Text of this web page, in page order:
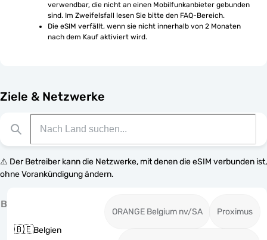
verwendbar, die nicht an einen Mobilfunkanbieter gebunden
sind. Im Zweifelsfall lesen Sie bitte den FAQ-Bereich.
Die eSIM verfällt, wenn sie nicht innerhalb von 2 Monaten
nach dem Kauf aktiviert wird.
Ziele & Netzwerke
⚠️ Der Betreiber kann die Netzwerke, mit denen die eSIM verbunden ist,
ohne Vorankündigung ändern.
B
🇧🇪Belgien
ORANGE Belgium nv/SA Proximus